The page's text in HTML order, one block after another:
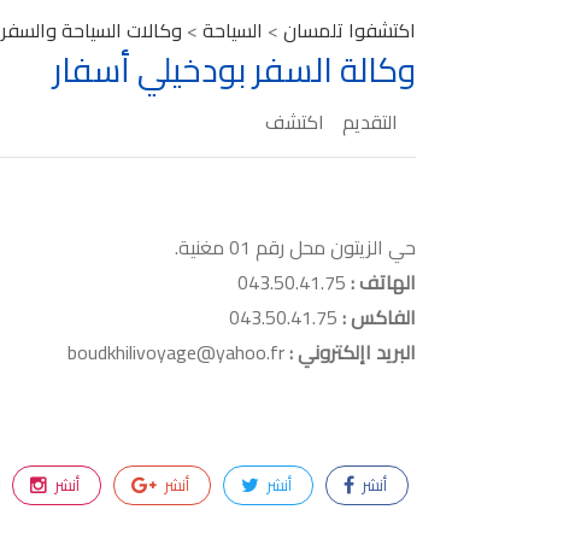
اكتشفوا تلمسان> السياحة> وكالات السياحة والسفر
وكالة السفر بودخيلي أسفار
التقديم اكتشف
حي الزيتون محل رقم 01 مغنية.
الهاتف :
الفاكس :
البريد اإلكتروني :boudkhilivoyage@yahoo.fr
أنشر أنشر أنشر أنشر